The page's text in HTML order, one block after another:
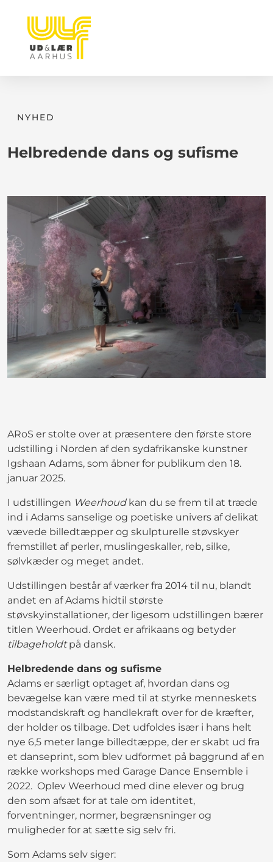
NYHED
Helbredende dans og sufisme
ARoS er stolte over at præsentere den første store
udstilling i Norden af den sydafrikanske kunstner
Igshaan Adams, som åbner for publikum den 18.
januar 2025.
I udstillingen Weerhoudkan du se frem til at træde
ind i Adams sanselige og poetiske univers af delikat
vævede billedtæpper og skulpturelle støvskyer
fremstillet af perler, muslingeskaller, reb, silke,
sølvkæder og meget andet.
Udstillingen består af værker fra 2014 til nu, blandt
andet en af Adams hidtil største
støvskyinstallationer, der ligesom udstillingen bærer
titlen Weerhoud. Ordet er afrikaans og betyder
tilbageholdtpå dansk.
Helbredende dans og sufisme
Adams er særligt optaget af, hvordan dans og
bevægelse kan være med til at styrke menneskets
modstandskraft og handlekraft over for de kræfter,
der holder os tilbage. Det udfoldes især i hans helt
nye 6,5 meter lange billedtæppe, der er skabt ud fra
et danseprint, som blev udformet på baggrund af en
række workshops med Garage Dance Ensemble i
2022. Oplev Weerhoud med dine elever og brug
den som afsæt for at tale om identitet,
forventninger, normer, begrænsninger og
muligheder for at sætte sig selv fri.
Som Adams selv siger: